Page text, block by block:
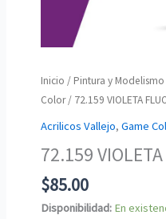
Inicio / Pintura y Modelismo
Color/ 72.159 VIOLETA
Acrilicos Vallejo,Game
72.159
$85.00
Disponibilidad: En